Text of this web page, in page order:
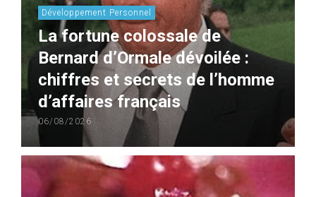
Développement Personnel
La fortune colossale de
Bernard d’Ormale dévoilée :
chiffres et secrets de l’homme
d’affaires français
06/08/2026